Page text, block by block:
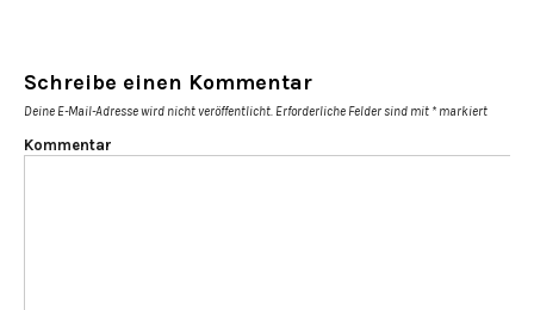
Schreibe einen Kommentar
Deine E-Mail-Adresse wird nicht veröffentlicht. Erforderliche Felder sind mit * markiert
Kommentar